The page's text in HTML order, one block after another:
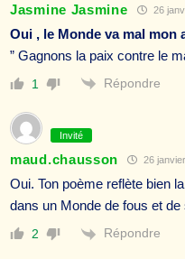
Jasmine Jasmine 26
Oui , le Monde va mal mon
” Gagnons la paix contre le
1 Répondre
Invité
maud.chausson 26
Oui. Ton poème reflète bien
dans un Monde de fous et de
2 Répondre